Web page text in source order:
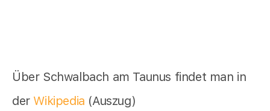
Über Schwalbach am Taunus findet man in
der Wikipedia (Auszug)